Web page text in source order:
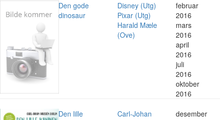
Den gode
dinosaur
Disney (Utg)
Pixar (Utg)
Harald Mæle
(Ove)
februar
2016
mars
2016
april
2016
juli
2016
oktober
2016
Den lille
Carl-Johan
desember